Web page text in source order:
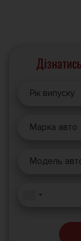
Рік випуску
Марка авто
Модель